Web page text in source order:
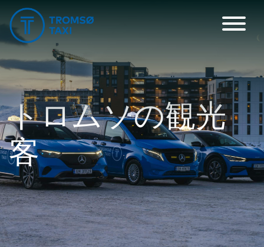
メインナビゲーション
トロムソの観光
客